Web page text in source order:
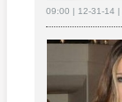
09:00 | 12-31-14 |